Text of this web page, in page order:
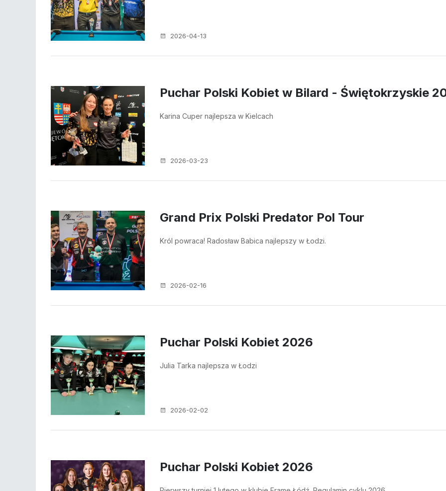
2026-04-13
Puchar Polski Kobiet w Bilard - Świętokrzyskie
Karina Cuper najlepsza w Kielcach
2026-03-23
Grand Prix Polski Predator Pol Tour
Król powraca! Radosław Babica najlepszy w Łodzi.
2026-02-16
Puchar Polski Kobiet 2026
Julia Tarka najlepsza w Łodzi
2026-02-02
Puchar Polski Kobiet 2026